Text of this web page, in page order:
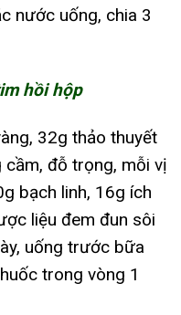
nước uống, chia 3
hồi hộp
32g thảo thuyết
cầm, đỗ trọng, mỗi vị
bạch linh, 16g ích
liệu đem đun sôi
uống trước bữa
trong vòng 1